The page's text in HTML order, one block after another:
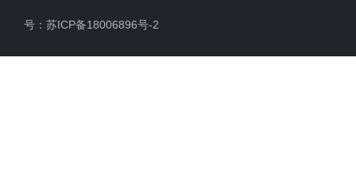
号： 苏ICP备18006896号-2